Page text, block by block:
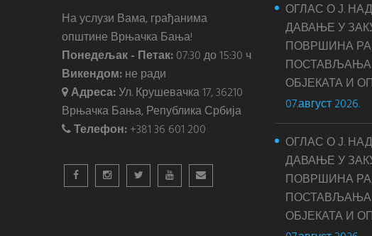
На услузи Вама, грађанима
општине Врњачка Бања!
Понедељак - Петак:07:30 до 15:30 ч
Викендом:не ради
Адреса:Ул. Крушевачка 17, 36210
Врњачка Бања, Република Србија
Телефон:+381 36 601 200
ОГЛАС О Ј.
ДАВАЊЕ У
ПОВРШИНА
ОБЈЕКАТА И
07.август 2026.
ОГЛАС О Ј.
ДАВАЊЕ У
ПОВРШИНА
ОБЈЕКАТА И